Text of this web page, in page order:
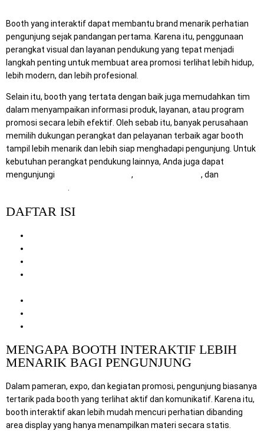
Booth yang interaktif dapat membantu brand menarik perhatian
pengunjung sejak pandangan pertama. Karena itu, penggunaan
perangkat visual dan layanan pendukung yang tepat menjadi
langkah penting untuk membuat area promosi terlihat lebih hidup,
lebih modern, dan lebih profesional.
Selain itu, booth yang tertata dengan baik juga memudahkan tim
dalam menyampaikan informasi produk, layanan, atau program
promosi secara lebih efektif. Oleh sebab itu, banyak perusahaan
memilih dukungan perangkat dan pelayanan terbaik agar booth
tampil lebih menarik dan lebih siap menghadapi pengunjung. Untuk
kebutuhan perangkat pendukung lainnya, Anda juga dapat
mengunjungi
, , dan
.
DAFTAR ISI
MENGAPA BOOTH INTERAKTIF LEBIH
MENARIK BAGI PENGUNJUNG
Dalam pameran, expo, dan kegiatan promosi, pengunjung biasanya
tertarik pada booth yang terlihat aktif dan komunikatif. Karena itu,
booth interaktif akan lebih mudah mencuri perhatian dibanding
area display yang hanya menampilkan materi secara statis.